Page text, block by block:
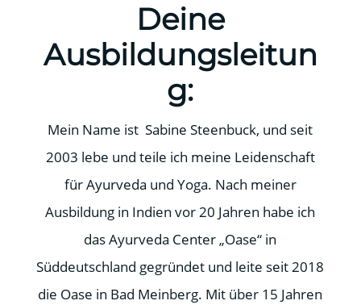
Deine
Ausbildungsleitun
g:
Mein Name ist Sabine Steenbuck, und seit
2003 lebe und teile ich meine Leidenschaft
für Ayurveda und Yoga. Nach meiner
Ausbildung in Indien vor 20 Jahren habe ich
das Ayurveda Center „Oase“ in
Süddeutschland gegründet und leite seit 2018
die Oase in Bad Meinberg. Mit über 15 Jahren